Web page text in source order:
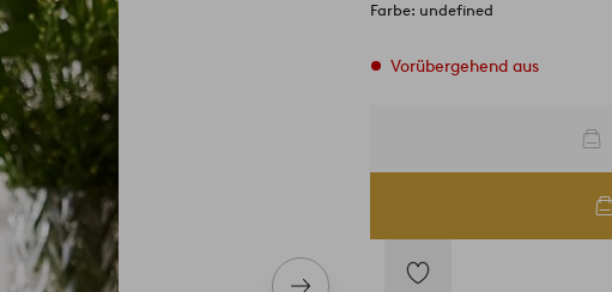
Farbe: undefined
Vorübergehend aus